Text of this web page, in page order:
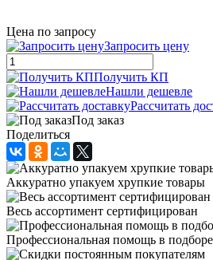
Цена по запросу
Запросить цену
Получить КП
Нашли дешевле
Рассчитать
Под заказ
Поделиться
Аккуратно упакуем хрупкие товары
Весь ассортимент сертифицирован
Профессиональная помощь в